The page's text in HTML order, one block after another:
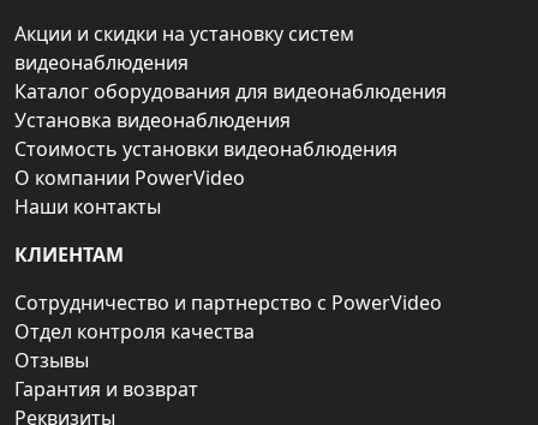
Акции и скидки на установку систем
видеонаблюдения
Каталог оборудования для видеонаблюдения
Установка видеонаблюдения
Стоимость установки видеонаблюдения
О компании PowerVideo
Наши контакты
КЛИЕНТАМ
Сотрудничество и партнерство с PowerVideo
Отдел контроля качества
Отзывы
Гарантия и возврат
Реквизиты